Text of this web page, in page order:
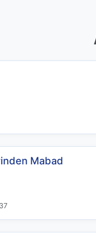
Mabad